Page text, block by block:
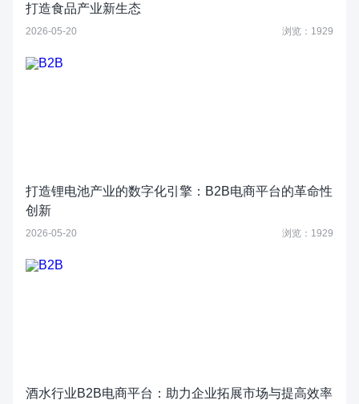
打造食品产业新生态
2026-05-20 浏览：1929
打造锂电池产业的数字化引擎：B2B电商平台的革命性
创新
2026-05-20 浏览：1929
酒水行业B2B电商平台：助力企业拓展市场与提高效率